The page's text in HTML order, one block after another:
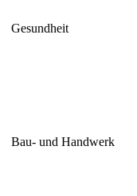
Gesundheit
Bau- und Handwerk